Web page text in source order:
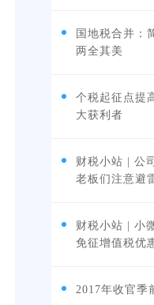
国地税合并：
两全其美
个税起征点提
大获利者
财税小站 | 公
老板们注意避
财税小站 | 小
免征增值税优
2017年收官季